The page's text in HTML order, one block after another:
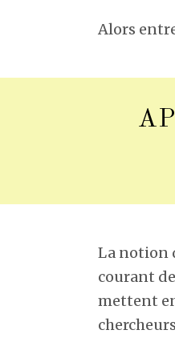
Alors
La notion
courant
mettent